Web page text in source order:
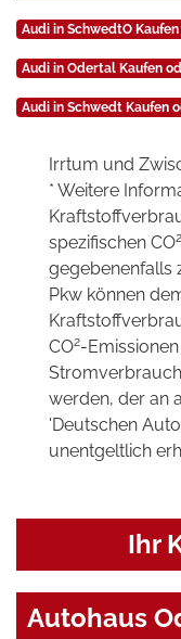
Audi in SchwedtO
Audi in Odertal Kaufen
Audi in Schwedt Kaufen
Irrtum und
* Weitere
spezifischen CO2
gegebenenfalls
Pkw können
CO2-
werden, der an
'Deutschen
unentgeltlich
Ihr
Autohaus